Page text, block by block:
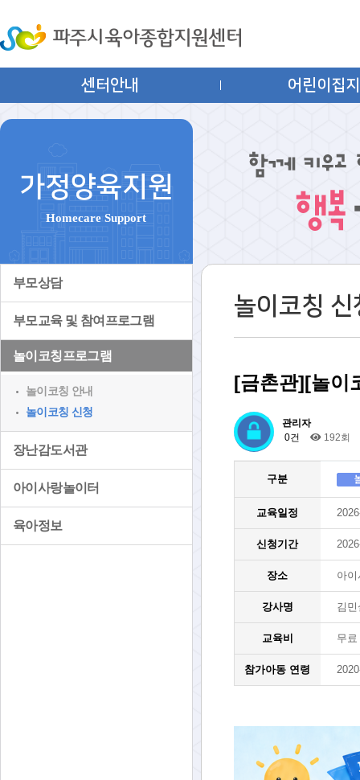
센터안내 어린이집
가정양육지원
Homecare Support
부모상담
부모교육 및 참여프로그램
놀이코칭프로그램
놀이코칭 안내
놀이코칭 신청
장난감도서관
아이사랑놀이터
육아정보
놀이코칭 신
[금촌관][놀이
관리자
0건
192회
구분
교육일정
신청기간
장소 아
강사명 김민
교육비 무료
참가아동 연령